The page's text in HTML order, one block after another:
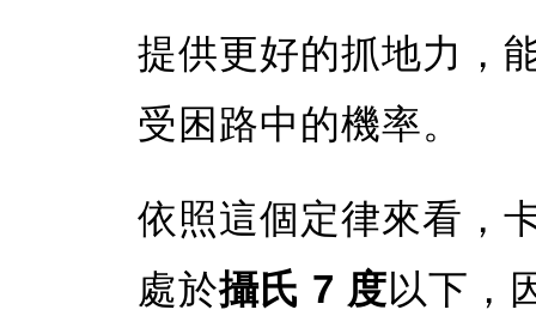
提供更好的抓地力，
受困路中的機率。
依照這個定律來看，
處於攝氏 7 度以下，